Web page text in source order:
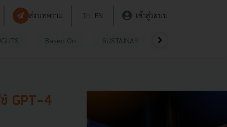
ส่งบทความ TH EN เข้าสู่ระบบ
Based On SUSTAINABLE
GPT-4